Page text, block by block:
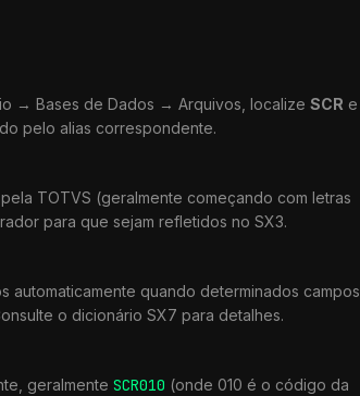
→ Bases de Dados → Arquivos, localize SCR e
pelo alias correspondente.
TOTVS (geralmente começando com letras
para que sejam refletidos no SX3.
automaticamente quando determinados campos
o dicionário SX7 para detalhes.
geralmente SCR010 (onde 010 é o código da